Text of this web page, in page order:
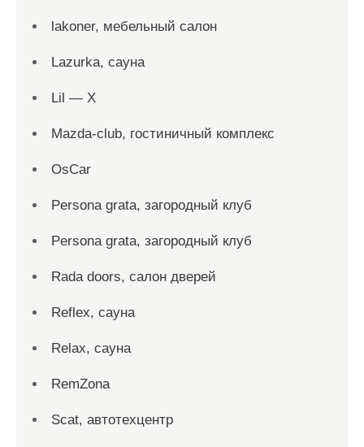
lakoner, мебельный салон
Lazurka, сауна
Lil — X
Mazda-club, гостиничный комплекс
OsCar
Persona grata, загородный клуб
Persona grata, загородный клуб
Rada doors, салон дверей
Reflex, сауна
Relax, сауна
RemZona
Scat, автотехцентр